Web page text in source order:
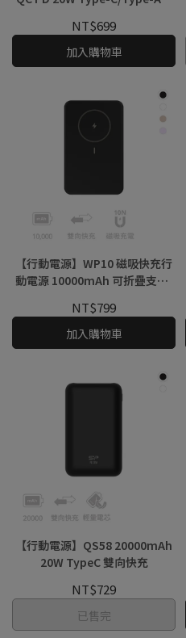
NT$699
加入購物車
【行動電源】WP10 磁吸快充行
動電源 10000mAh 可折疊支架,
NT$799
加入購物車
【行動電源】QS58 20000mAh
20W TypeC 雙向快充
NT$729
已售完